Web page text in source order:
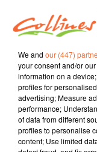
SPORTS MATIN
Le sport près de chez
We and our (447)
your consent and/or
information on a
profiles for
advertising; Measure
performance;
of data from different
profiles to personalise
content; Use limited